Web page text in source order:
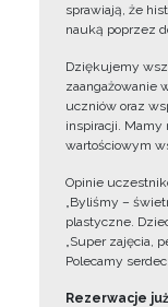
sprawiają, że
nauką poprzez
Dziękujemy
zaangażowanie
uczniów oraz
inspiracji. Mamy
wartościowym
Opinie
„Byliśmy –
plastyczne.
„Super zajęcia,
Polecamy
Rezerwacje